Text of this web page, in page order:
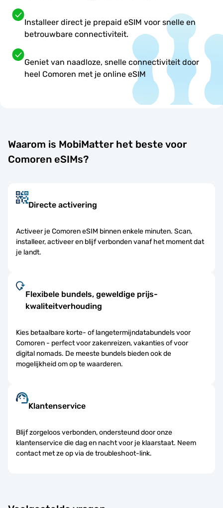
Installeer direct je prepaid eSIM voor snelle en
betrouwbare connectiviteit.
Geniet van naadloze, snelle connectiviteit door
heel Comoren met je online eSIM
Waarom is MobiMatter het beste voor
Comoren eSIMs?
Directe activering
Activeer je Comoren eSIM binnen enkele minuten. Scan,
installeer, activeer en blijf verbonden vanaf het moment dat
je landt.
Flexibele bundels, geweldige prijs-
kwaliteitverhouding
Kies betaalbare korte- of langetermijndatabundels voor
Comoren - perfect voor zakenreizen, vakanties of voor
digital nomads. De meeste bundels bieden ook de
mogelijkheid om op te waarderen.
Klantenservice
Blijf zorgeloos verbonden, ondersteund door onze
klantenservice die dag en nacht voor je klaarstaat. Neem
contact met ze op via de troubleshoot-link.